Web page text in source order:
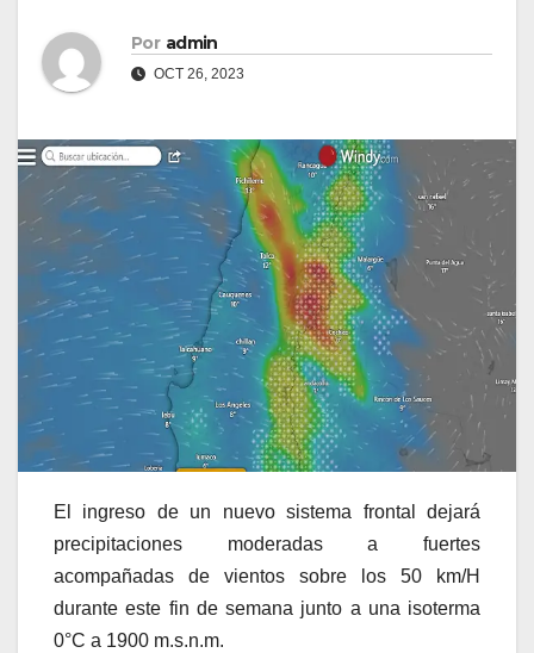
Por admin
OCT 26, 2023
El ingreso de un nuevo sistema frontal dejará
precipitaciones moderadas a fuertes
acompañadas de vientos sobre los 50 km/H
durante este fin de semana junto a una isoterma
0°C a 1900 m.s.n.m.